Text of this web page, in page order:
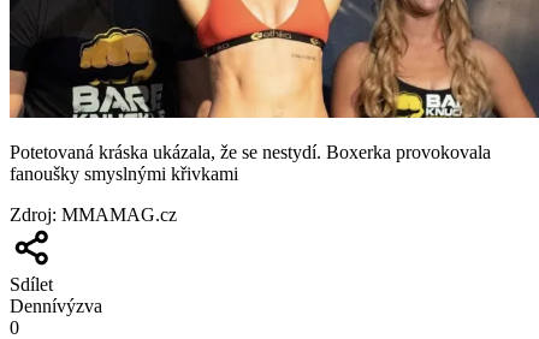
Potetovaná kráska ukázala, že se nestydí. Boxerka provokovala
fanoušky smyslnými křivkami
Zdroj: MMAMAG.cz
Sdílet
Dennívýzva
0